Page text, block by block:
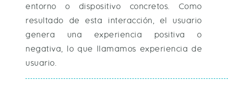
entorno o dispositivo concretos. Como
resultado de esta interacción, el usuario
genera una experiencia positiva o
negativa, lo que llamamos experiencia de
usuario.